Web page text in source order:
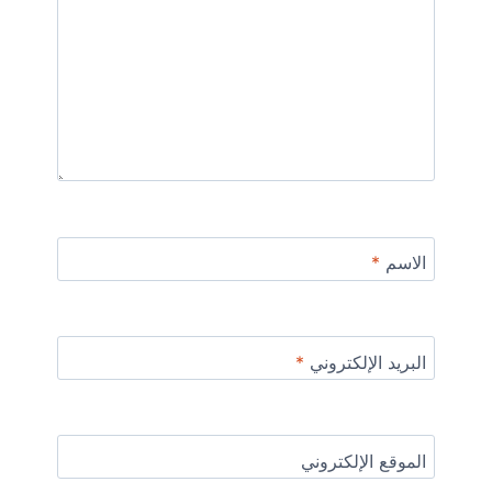
الاسم *
البريد الإلكتروني *
الموقع الإلكتروني